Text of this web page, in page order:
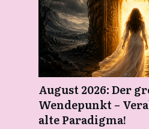
August 2026: Der
Wendepunkt –
alte Paradigma!